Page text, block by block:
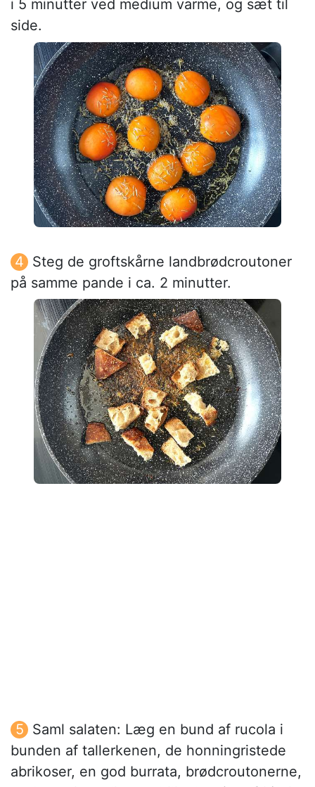
i 5 minutter ved medium varme, og sæt til
side.
Steg de groftskårne landbrødcroutoner
på samme pande i ca. 2 minutter.
Saml salaten: Læg en bund af rucola i
bunden af tallerkenen, de honningristede
abrikoser, en god burrata, brødcroutonerne,